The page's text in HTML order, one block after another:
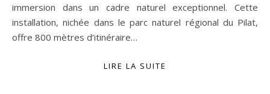
immersion dans un cadre naturel exceptionnel. Cette
installation, nichée dans le parc naturel régional du Pilat,
offre 800 mètres d’itinéraire…
LIRE LA SUITE